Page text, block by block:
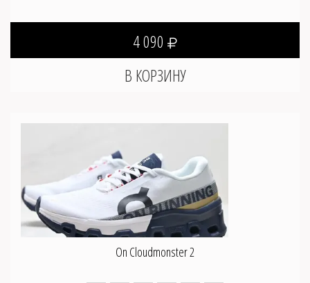
4 090
On Cloudmonster 2